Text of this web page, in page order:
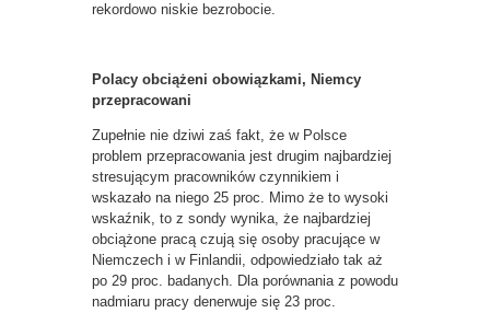
rekordowo niskie bezrobocie.
Polacy obciążeni obowiązkami, Niemcy
przepracowani
Zupełnie nie dziwi zaś fakt, że w Polsce
problem przepracowania jest drugim najbardziej
stresującym pracowników czynnikiem i
wskazało na niego 25 proc. Mimo że to wysoki
wskaźnik, to z sondy wynika, że najbardziej
obciążone pracą czują się osoby pracujące w
Niemczech i w Finlandii, odpowiedziało tak aż
po 29 proc. badanych. Dla porównania z powodu
nadmiaru pracy denerwuje się 23 proc.